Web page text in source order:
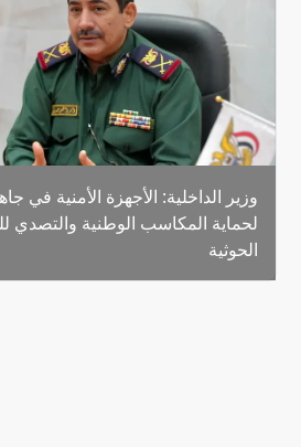
وزير الداخلية: الأجهزة الأمنية في
لحماية المكاسب الوطنية والتصدي
الحوثية